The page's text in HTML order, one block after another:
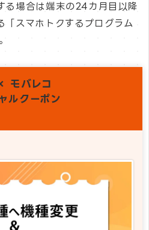
る場合は端末の24カ月目以降
「スマホトクするプログラム
モバレコ
ルクーポン